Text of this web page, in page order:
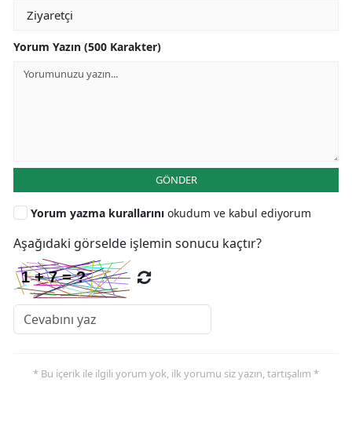
Yorum Yazın (500 Karakter)
GÖNDER
Yorum yazma kurallarını okudum ve kabul ediyorum
Aşağıdaki görselde işlemin sonucu kaçtır?
* Bu içerik ile ilgili yorum yok, ilk yorumu siz yazın, tartışalım *